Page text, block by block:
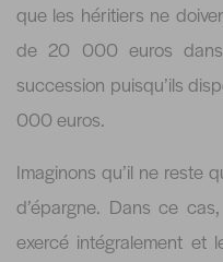
que les héritiers ne
de 20 000 euros
succession puisqu’ils
000 euros.
Imaginons qu’il ne
d’épargne. Dans ce
exercé intégralement et